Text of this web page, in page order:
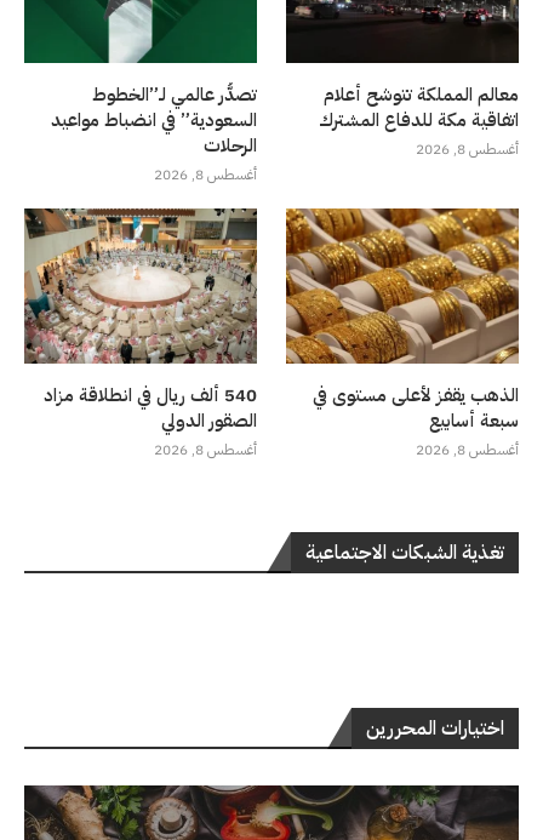
معالم المملكة تتوشح أعلام
اتفاقية مكة للدفاع المشترك
أغسطس 8, 2026
تصدُّر عالمي لـ”الخطوط
السعودية” في انضباط مواعيد
الرحلات
أغسطس 8, 2026
الذهب يقفز لأعلى مستوى في
سبعة أسابيع
أغسطس 8, 2026
540 ألف ريال في انطلاقة مزاد
الصقور الدولي
أغسطس 8, 2026
تغذية الشبكات الاجتماعية
اختيارات المحررين